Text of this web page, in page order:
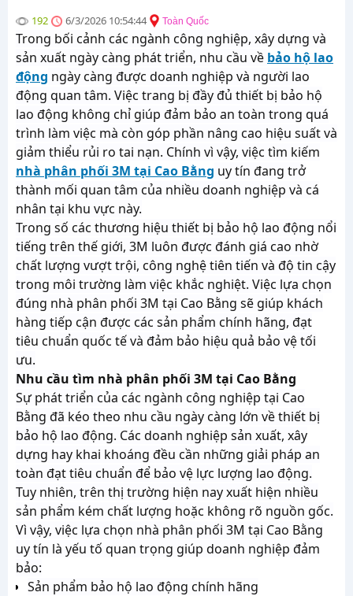
192 6/3/2026 10:54:44 Toàn Quốc
Trong bối cảnh các ngành công nghiệp, xây dựng và
sản xuất ngày càng phát triển, nhu cầu về bảo hộ lao
động ngày càng được doanh nghiệp và người lao
động quan tâm. Việc trang bị đầy đủ thiết bị bảo hộ
lao động không chỉ giúp đảm bảo an toàn trong quá
trình làm việc mà còn góp phần nâng cao hiệu suất và
giảm thiểu rủi ro tai nạn. Chính vì vậy, việc tìm kiếm
nhà phân phối 3M tại Cao Bằng uy tín đang trở
thành mối quan tâm của nhiều doanh nghiệp và cá
nhân tại khu vực này.
Trong số các thương hiệu thiết bị bảo hộ lao động nổi
tiếng trên thế giới, 3M luôn được đánh giá cao nhờ
chất lượng vượt trội, công nghệ tiên tiến và độ tin cậy
trong môi trường làm việc khắc nghiệt. Việc lựa chọn
đúng nhà phân phối 3M tại Cao Bằng sẽ giúp khách
hàng tiếp cận được các sản phẩm chính hãng, đạt
tiêu chuẩn quốc tế và đảm bảo hiệu quả bảo vệ tối
ưu.
Nhu cầu tìm nhà phân phối 3M tại Cao Bằng
Sự phát triển của các ngành công nghiệp tại Cao
Bằng đã kéo theo nhu cầu ngày càng lớn về thiết bị
bảo hộ lao động. Các doanh nghiệp sản xuất, xây
dựng hay khai khoáng đều cần những giải pháp an
toàn đạt tiêu chuẩn để bảo vệ lực lượng lao động.
Tuy nhiên, trên thị trường hiện nay xuất hiện nhiều
sản phẩm kém chất lượng hoặc không rõ nguồn gốc.
Vì vậy, việc lựa chọn nhà phân phối 3M tại Cao Bằng
uy tín là yếu tố quan trọng giúp doanh nghiệp đảm
bảo:
Sản phẩm bảo hộ lao động chính hãng